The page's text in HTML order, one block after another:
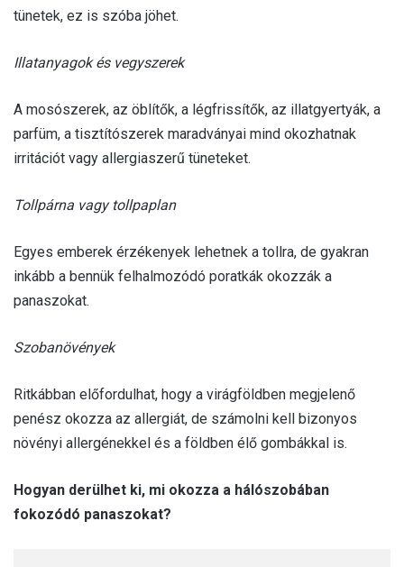
tünetek, ez is szóba jöhet.
Illatanyagok és vegyszerek
A mosószerek, az öblítők, a légfrissítők, az illatgyertyák, a
parfüm, a tisztítószerek maradványai mind okozhatnak
irritációt vagy allergiaszerű tüneteket.
Tollpárna vagy tollpaplan
Egyes emberek érzékenyek lehetnek a tollra, de gyakran
inkább a bennük felhalmozódó poratkák okozzák a
panaszokat.
Szobanövények
Ritkábban előfordulhat, hogy a virágföldben megjelenő
penész okozza az allergiát, de számolni kell bizonyos
növényi allergénekkel és a földben élő gombákkal is.
Hogyan derülhet ki, mi okozza a hálószobában
fokozódó panaszokat?